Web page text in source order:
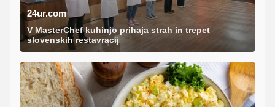
24ur.com
V MasterChef kuhinjo prihaja strah in trepet
slovenskih restavracij